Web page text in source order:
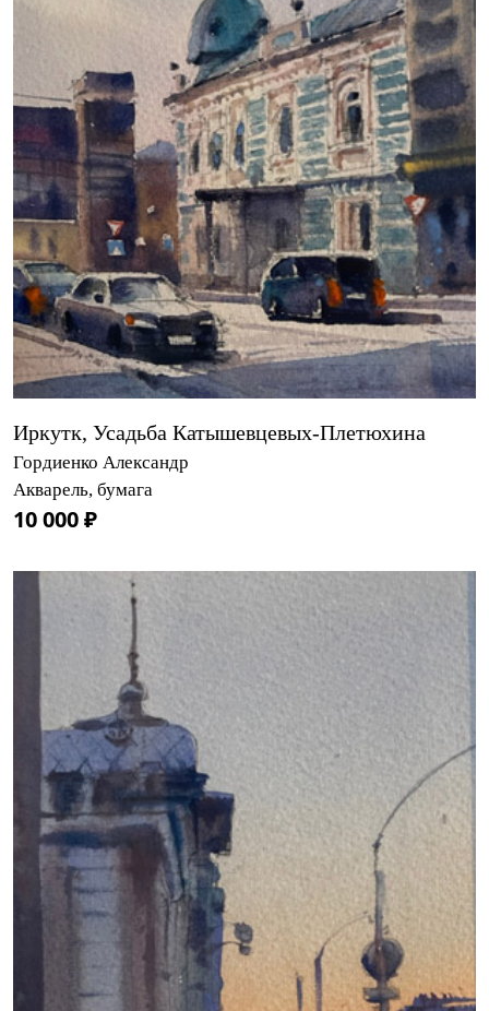
Иркутк, Усадьба Катышевцевых-Плетюхина
Гордиенко Александр
Акварель, бумага
10 000 ₽